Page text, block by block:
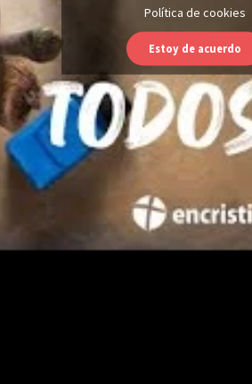
Política de cookies
Estoy de acuerdo